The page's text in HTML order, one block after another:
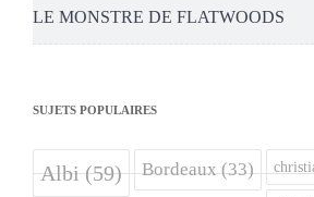
LE MONSTRE DE FLATWOODS
SUJETS POPULAIRES
Albi(59) Bordeaux(33)